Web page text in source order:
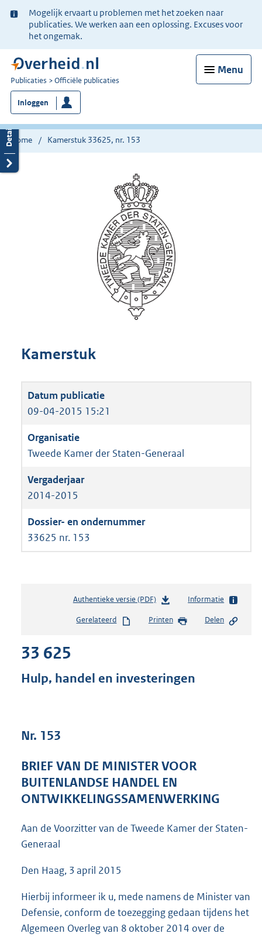
Ter
informatie:
Mogelijk ervaart u problemen met het zoeken naar
publicaties. We werken aan een oplossing. Excuses voor
het ongemak.
Menu
U
bent
nu
hier:
Publicaties Officiële publicaties
Inloggen
Home Kamerstuk 33625, nr. 153
Kamerstuk
09-04-2015 15:21
Tweede Kamer der Staten-Generaal
2014-2015
33625 nr. 153
Authentieke versie (PDF)b
s
s
e
:
4
b
Informatie
Gerelateerd Printen Delen
33 625
Hulp, handel en investeringen
Nr. 153
BRIEF VAN DE MINISTER VOOR
BUITENLANDSE HANDEL EN
ONTWIKKELINGSSAMENWERKING
Aan de Voorzitter van de Tweede Kamer der Staten-
Generaal
Den Haag, 3 april 2015
Hierbij informeer ik u, mede namens de Minister van
Defensie, conform de toezegging gedaan tijdens het
Algemeen Overleg van 8 oktober 2014 over de